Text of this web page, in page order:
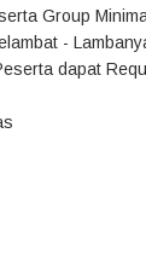
Group
-
dapat